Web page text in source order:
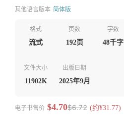
其他语言版本 简体版
格式
流式
页数
192页
字数
48千字
文件大小
11902K
出版日期
2025年9月
电子书售价 $4.70$6.72 (约¥31.77)